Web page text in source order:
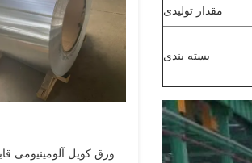
ورق کویل آلومینیومی
مقدار تولیدی
بسته بندی